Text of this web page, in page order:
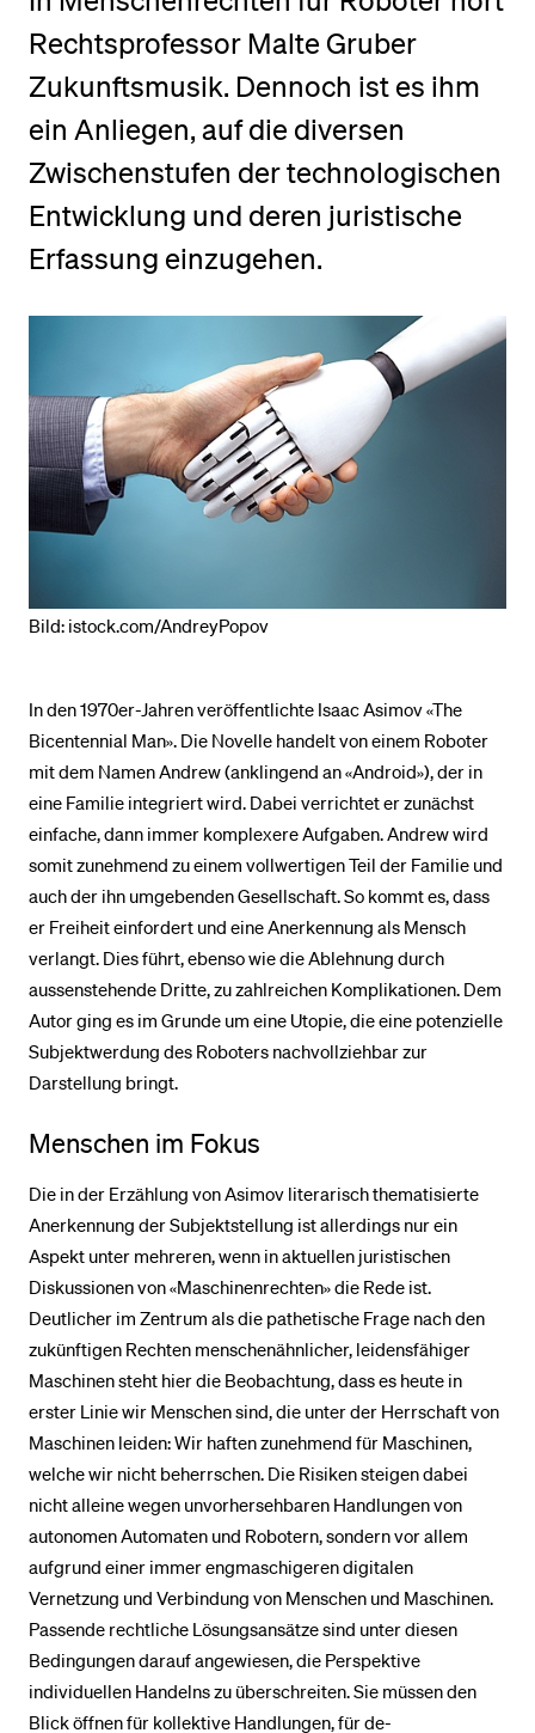
Rechtsprofessor Malte Gruber
Zukunftsmusik. Dennoch ist es ihm
ein Anliegen, auf die diversen
Zwischenstufen der technologischen
Entwicklung und deren juristische
Erfassung einzugehen.
Bild: istock.com/AndreyPopov
In den 1970er-Jahren veröffentlichte Isaac Asimov «The
Bicentennial Man». Die Novelle handelt von einem Roboter
mit dem Namen Andrew (anklingend an «Android»), der in
eine Familie integriert wird. Dabei verrichtet er zunächst
einfache, dann immer komplexere Aufgaben. Andrew wird
somit zunehmend zu einem vollwertigen Teil der Familie und
auch der ihn umgebenden Gesellschaft. So kommt es, dass
er Freiheit einfordert und eine Anerkennung als Mensch
verlangt. Dies führt, ebenso wie die Ablehnung durch
aussenstehende Dritte, zu zahlreichen Komplikationen. Dem
Autor ging es im Grunde um eine Utopie, die eine potenzielle
Subjektwerdung des Roboters nachvollziehbar zur
Darstellung bringt.
Menschen im Fokus
Die in der Erzählung von Asimov literarisch thematisierte
Anerkennung der Subjektstellung ist allerdings nur ein
Aspekt unter mehreren, wenn in aktuellen juristischen
Diskussionen von «Maschinenrechten» die Rede ist.
Deutlicher im Zentrum als die pathetische Frage nach den
zukünftigen Rechten menschenähnlicher, leidensfähiger
Maschinen steht hier die Beobachtung, dass es heute in
erster Linie wir Menschen sind, die unter der Herrschaft von
Maschinen leiden: Wir haften zunehmend für Maschinen,
welche wir nicht beherrschen. Die Risiken steigen dabei
nicht alleine wegen unvorhersehbaren Handlungen von
autonomen Automaten und Robotern, sondern vor allem
aufgrund einer immer engmaschigeren digitalen
Vernetzung und Verbindung von Menschen und Maschinen.
Passende rechtliche Lösungsansätze sind unter diesen
Bedingungen darauf angewiesen, die Perspektive
individuellen Handelns zu überschreiten. Sie müssen den
Blick öffnen für kollektive Handlungen, für de-
Vorlesungsverzeichnis
Menuplan Mensa
Anmeldung und Zulassung